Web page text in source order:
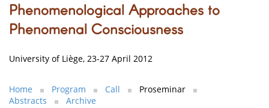
Phenomenological Approaches to
Phenomenal Consciousness
University of Liège, 23-27 April 2012
Home Program Call
Proseminar
Abstracts
Archive